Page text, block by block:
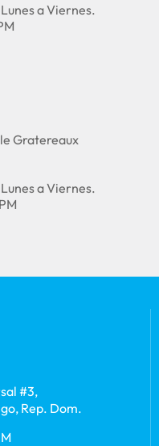
a Viernes.
Gratereaux
a Viernes.
#3,
Rep. Dom.